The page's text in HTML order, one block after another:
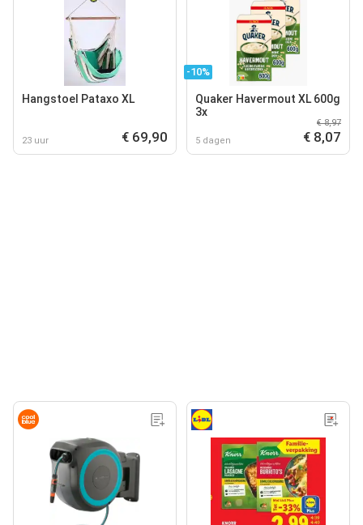
Hangstoel Pataxo XL
23 uur € 69,90
-10%
Quaker Havermout XL 600g
3x
5 dagen
€ 8,97
€ 8,07